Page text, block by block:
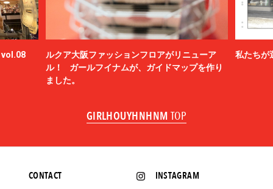
vol.08
ルクア大阪ファッションフロアがリニューア
ル！ ガールフイナムが、ガイドマップを作り
ました。
私たちが
GIRLHOUYHNHNM TOP
INSTAGRAM
CONTACT